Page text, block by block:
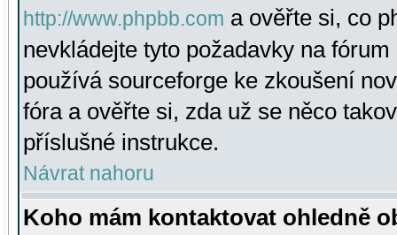
http://www.phpbb.com a ověřte si, co
nevkládejte tyto požadavky na
používá sourceforge ke zkoušení
fóra a ověřte si, zda už se něco
příslušné instrukce.
Návrat nahoru
Koho mám kontaktovat ohledně